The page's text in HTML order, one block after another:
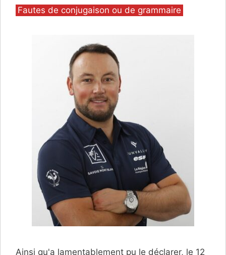
Catégories
Fautes de conjugaison ou de grammaire
Ainsi qu'a lamentablement pu le déclarer, le 12